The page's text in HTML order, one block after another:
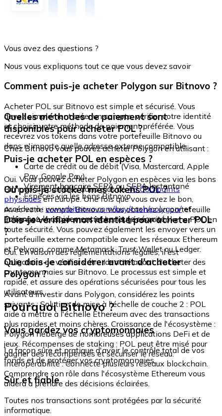
Vous avez des questions ?
Nous vous expliquons tout ce que vous devez savoir
Comment puis-je acheter Polygon sur Bitnovo ?
Acheter POL sur Bitnovo est simple et sécurisé. Vous
devez simplement créer un compte, vérifier votre identité
et choisir votre méthode de paiement préférée. Vous
recevrez vos tokens dans votre portefeuille Bitnovo ou
dans n'importe quelle adresse externe compatible.
Quelles méthodes de paiement sont
disponibles pour acheter POL ?
Chez Bitnovo vous pouvez acheter Polygon en utilisant :
Carte de crédit ou de débit (Visa, Mastercard, Apple
Pay, Google Pay)
Virement bancaire SEPA ou SEPA Instantané
Espèces via les bons Bitnovo
Puis-je acheter POL en espèces ?
Oui. Vous pouvez acheter Polygon en espèces via les bons
Bitnovo, disponibles dans plus de40 000 points
physiquesen Europe. Une fois que vous avez le bon,
accédez à : www.bitnovo.com/buy/cash/polygon/et
échangez-le rapidement et en toute sécurité.
Où puis-je stocker mes tokens POL ?
Avec votre compte Bitnovo, vous obtenez un portefeuille
intégré où vous pouvez stocker et gérer vos tokens POL en
toute sécurité. Vous pouvez également les envoyer vers un
portefeuille externe compatible avec les réseaux Ethereum
et Polygon, comme Metamask, Trust Wallet ou Ledger.
Dois-je vérifier mon identité pour acheter POL
?
Oui. En raison des réglementations légales, il est
obligatoire de vérifier votre identité avant d'acheter des
cryptomonnaies sur Bitnovo. Le processus est simple et
rapide, et assure des opérations sécurisées pour tous les
utilisateurs.
Que dois-je considérer avant d'acheter
Polygon ?
Avant d'investir dans Polygon, considérez les points
suivants : Solution de mise à l'échelle de couche 2 : POL
aide à mettre à l'échelle Ethereum avec des transactions
plus rapides et moins chères. Croissance de l'écosystème :
Polygon héberge de nombreuses applications DeFi et de
jeux. Récompenses de staking : POL peut être misé pour
gagner des récompenses et sécuriser le réseau.
Interopérabilité : Connecte plusieurs réseaux blockchain.
Comprendre son rôle dans l'écosystème Ethereum vous
aidera à prendre des décisions éclairées.
Pourquoi Bitnovo ?
Vous gardez vos cryptomonnaies
La façon sûre et pratique d'avoir le contrôle total de vos
fonds et de protéger vos cryptomonnaies.
Sûr et fiable
Toutes nos transactions sont protégées par la sécurité
informatique.